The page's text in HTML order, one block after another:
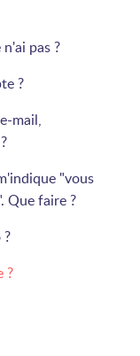
pas ?
?
mail,
"vous
Que faire ?
?